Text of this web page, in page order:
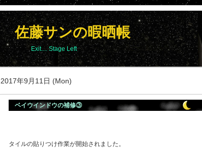
佐藤サンの暇晒帳
Exit.... Stage Left
2017年9月11日 (Mon)
ベイウインドウの補修③
タイルの貼りつけ作業が開始されました。